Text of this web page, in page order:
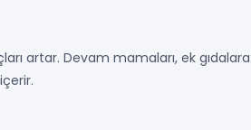
artar. Devam mamaları, ek